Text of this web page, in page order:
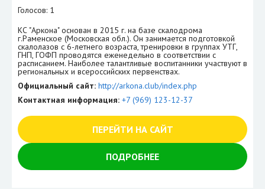
Голосов: 1
КС "Аркона" основан в 2015 г. на базе скалодрома
г.Раменское (Московская обл.). Он занимается подготовкой
скалолазов с 6-летнего возраста, тренировки в группах УТГ,
ГНП, ГОФП проводятся еженедельно в соответствии с
расписанием. Наиболее талантливые воспитанники участвуют в
региональных и всероссийских первенствах.
Официальный сайт: http://arkona.club/index.php
Контактная информация: +7 (969) 123-12-37
ПЕРЕЙТИ НА САЙТ
ПОДРОБНЕЕ